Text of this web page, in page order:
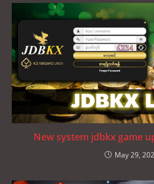
New system jdbkx game
May 29,